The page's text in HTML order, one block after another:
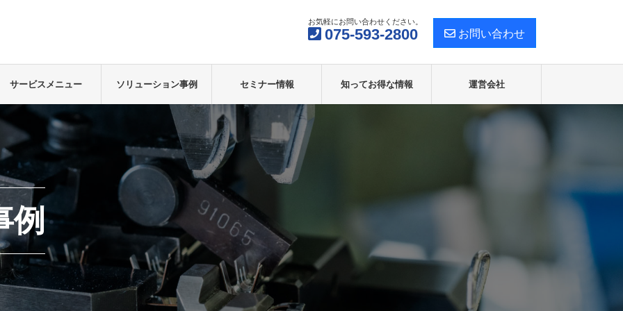
お気軽にお問い合わせください。
075-593-2800 お問い合わせ
サービスメニュー ソリューション事例 セミナー情報 知ってお得な情報 運営会社
例